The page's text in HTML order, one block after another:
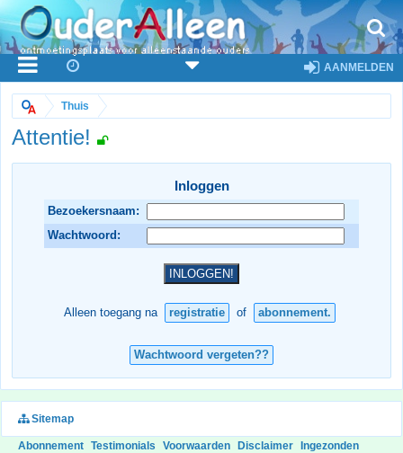
AANMELDEN
Thuis
Attentie!
Inloggen
Bezoekersnaam:
Wachtwoord:
Alleen toegang na registratie of abonnement.
Wachtwoord vergeten??
Sitemap
Abonnement Testimonials Voorwaarden Disclaimer Ingezonden